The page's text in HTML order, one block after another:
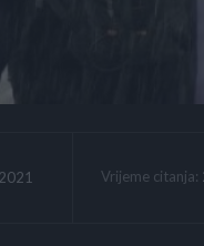
Vrijeme citanja: